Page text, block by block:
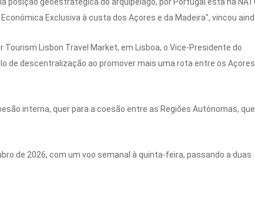
Exclusiva à custa dos Açores e da Madeira", vincou
Lisbon Travel Market, em Lisboa, o Vice-Presidente do
de descentralização ao promover mais uma rota entre os Açores
interna, quer para a coesão entre as Regiões Autónomas,
de 2026, com um voo semanal à quinta-feira, passando a duas